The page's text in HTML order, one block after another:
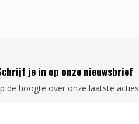
je in op onze nieuwsbrief
de hoogte over onze laatste acties